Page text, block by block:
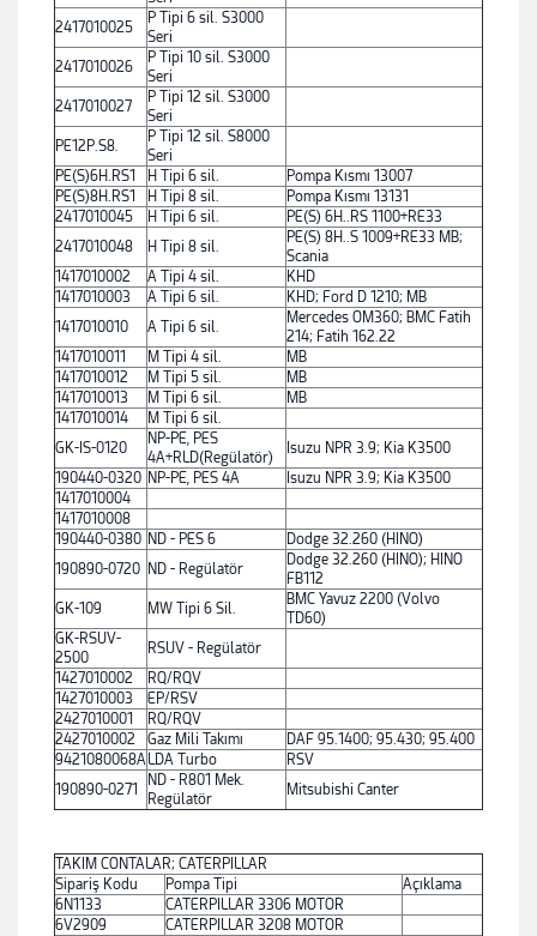
2417010025
P Tipi 6 sil. S3000
Seri
2417010026
P Tipi 10 sil. S3000
Seri
2417010027
P Tipi 12 sil. S3000
Seri
PE12P.S8.
P Tipi 12 sil. S8000
Seri
PE(S)6H.RS1
H Tipi 6 sil.
Pompa Kısmı 13007
PE(S)8H.RS1
H Tipi 8 sil.
Pompa Kısmı 13131
2417010045
H Tipi 6 sil.
PE(S) 6H..RS 1100+RE33
2417010048
H Tipi 8 sil.
PE(S) 8H..S 1009+RE33 MB;
Scania
1417010002
A Tipi 4 sil.
KHD
1417010003
A Tipi 6 sil.
KHD; Ford D 1210; MB
1417010010
A Tipi 6 sil.
Mercedes OM360; BMC Fatih
214; Fatih 162.22
1417010011
M Tipi 4 sil.
MB
1417010012
M Tipi 5 sil.
MB
1417010013
M Tipi 6 sil.
MB
1417010014
M Tipi 6 sil.
GK-IS-0120
NP-PE, PES
4A+RLD(Regülatör)
Isuzu NPR 3.9; Kia K3500
190440-0320 NP-PE, PES 4A
Isuzu NPR 3.9; Kia K3500
1417010004
1417010008
190440-0380 ND - PES 6
Dodge 32.260 (HINO)
190890-0720 ND - Regülatör
Dodge 32.260 (HINO); HINO
FB112
GK-109
MW Tipi 6 Sil.
BMC Yavuz 2200 (Volvo
TD60)
GK-RSUV-
2500
RSUV - Regülatör
1427010002
RQ/RQV
1427010003
EP/RSV
2427010001
RQ/RQV
2427010002
Gaz Mili Takımı
DAF 95.1400; 95.430; 95.400
9421080068ALDA Turbo
RSV
190890-0271
ND - R801 Mek.
Regülatör
Mitsubishi Canter
TAKIM CONTALAR; CATERPILLAR
Sipariş Kodu
Pompa Tipi
Açıklama
6N1133
CATERPILLAR 3306 MOTOR
6V2909
CATERPILLAR 3208 MOTOR